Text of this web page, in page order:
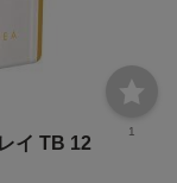
1
イ TB 12